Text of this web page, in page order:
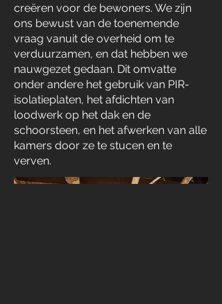
creëren voor de bewoners. We zijn
ons bewust van de toenemende
vraag vanuit de overheid om te
verduurzamen, en dat hebben we
nauwgezet gedaan. Dit omvatte
onder andere het gebruik van PIR-
isolatieplaten, het afdichten van
loodwerk op het dak en de
schoorsteen, en het afwerken van alle
kamers door ze te stucen en te
verven.